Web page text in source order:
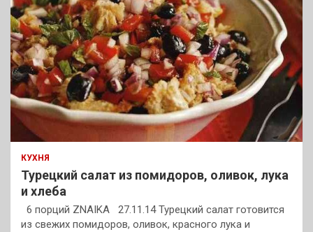
КУХНЯ
Турецкий салат из помидоров, оливок, лука
и хлеба
6 порций ZNAIKA 27.11.14 Турецкий салат готовится
из свежих помидоров, оливок, красного лука и